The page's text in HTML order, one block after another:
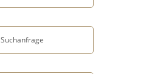
Suchanfrage